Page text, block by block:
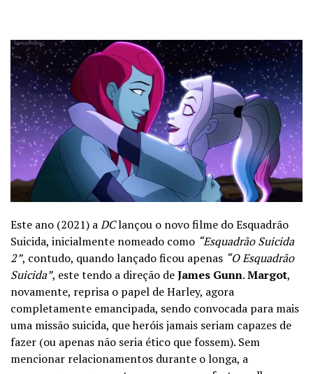
Este ano (2021) aDClançou o novo filme do Esquadrão
Suicida, inicialmente nomeado como “Esquadrão Suicida
2”, contudo, quando lançado ficou apenas “O Esquadrão
Suicida”, este tendo a direção deJames Gunn.Margot,
novamente, reprisa o papel de Harley, agora
completamente emancipada, sendo convocada para mais
uma missão suicida, que heróis jamais seriam capazes de
fazer (ou apenas não seria ético que fossem). Sem
mencionar relacionamentos durante o longa, a